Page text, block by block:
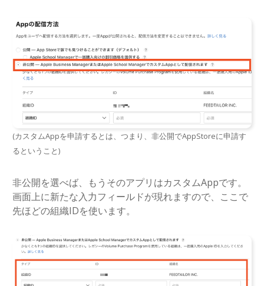
(カスタムAppを申請するとは、つまり、非公開でAppStoreに申請す
るということ)
非公開を選べば、もうそのアプリはカスタムAppです。
画面上に新たな入力フィールドが現れますので、ここで
先ほどの組織IDを使います。